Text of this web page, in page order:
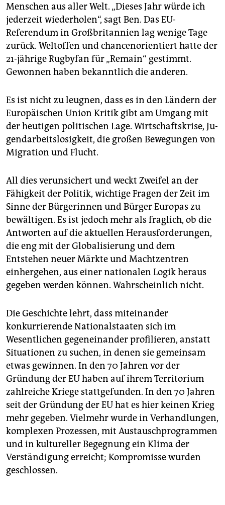
Menschen aus aller Welt. „Dieses Jahr würde ich
jederzeit wiederholen“, sagt Ben. Das EU-
Referendum in Großbritannien lag wenige Tage
zurück. Weltoffen und chancenorientiert hatte der
21-jährige Rugbyfan für „Remain“ gestimmt.
Gewonnen haben bekanntlich die anderen.
Es ist nicht zu leugnen, dass es in den Ländern der
Europäi­schen Union Kritik gibt am Umgang mit
der heutigen politischen Lage. Wirtschaftskrise, Ju­
gend­arbeitslosigkeit, die großen Bewegungen von
Migration und Flucht.
All dies verunsichert und weckt Zweifel an der
Fähigkeit der Politik, wichtige Fragen der Zeit im
Sinne der Bürgerinnen und Bürger Europas zu
bewältigen. Es ist jedoch mehr als fraglich, ob die
Antworten auf die aktuellen Herausforderungen,
die eng mit der Globalisierung und dem
Entstehen neuer Märkte und Machtzentren
einhergehen, aus einer nationalen Logik heraus
gegeben werden können. Wahrscheinlich nicht.
Die Geschichte lehrt, dass miteinander
konkurrierende Nationalstaaten sich im
Wesentlichen gegeneinander profilieren, anstatt
Situationen zu suchen, in denen sie gemeinsam
etwas gewinnen. In den 70 Jahren vor der
Gründung der EU haben auf ihrem Territorium
zahlreiche Kriege stattgefunden. In den 70 Jahren
seit der Gründung der EU hat es hier keinen Krieg
mehr gegeben. Vielmehr wurde in Verhandlungen,
komplexen Prozessen, mit Austauschprogrammen
und in kultureller Begegnung ein Klima der
Verständigung erreicht; Kompromisse wurden
geschlossen.